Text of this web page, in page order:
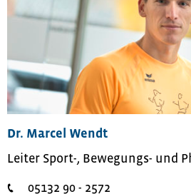
Dr. Marcel Wendt
Leiter Sport-, Bewegungs- und
05132 90 - 2572